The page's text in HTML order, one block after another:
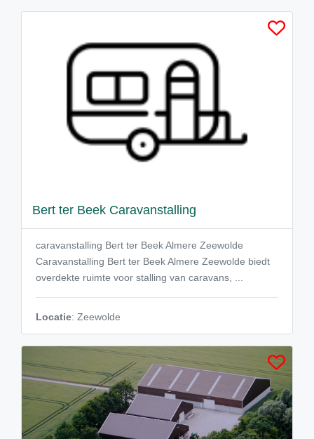
Bert ter Beek Caravanstalling
caravanstalling Bert ter Beek Almere Zeewolde
Caravanstalling Bert ter Beek Almere Zeewolde biedt
overdekte ruimte voor stalling van caravans, ...
Locatie: Zeewolde